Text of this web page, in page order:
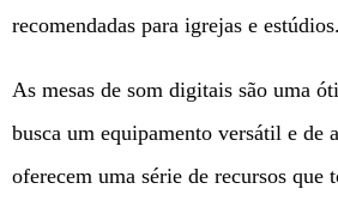
recomendadas para igrejas e estúdios.
As mesas de som digitais são uma
busca um equipamento versátil e de
oferecem uma série de recursos que